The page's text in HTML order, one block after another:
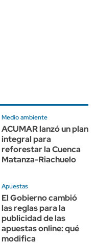
Medio ambiente
ACUMAR lanzó un plan
integral para
reforestar la Cuenca
Matanza-Riachuelo
Apuestas
El Gobierno cambió
las reglas para la
publicidad de las
apuestas online: qué
modifica